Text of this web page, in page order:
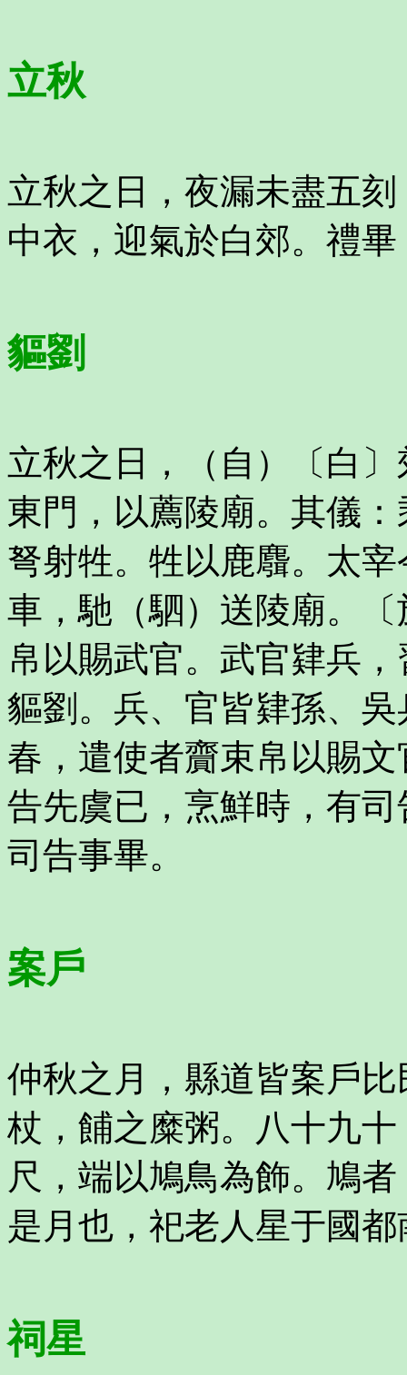
立秋
立秋之日，夜漏未盡五
中衣，迎氣於白郊。禮
貙劉
立秋之日，（自）〔白
東門，以薦陵廟。其儀
弩射牲。牲以鹿麛。太
車，馳（駟）送陵廟。
帛以賜武官。武官肄兵
貙劉。兵、官皆肄孫、
春，遣使者齎束帛以賜
告先虞已，烹鮮時，有
司告事畢。
案戶
仲秋之月，縣道皆案戶
杖，餔之糜粥。八十九
尺，端以鳩鳥為飾。鳩
是月也，祀老人星于國
祠星